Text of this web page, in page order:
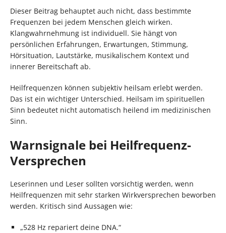
Dieser Beitrag behauptet auch nicht, dass bestimmte
Frequenzen bei jedem Menschen gleich wirken.
Klangwahrnehmung ist individuell. Sie hängt von
persönlichen Erfahrungen, Erwartungen, Stimmung,
Hörsituation, Lautstärke, musikalischem Kontext und
innerer Bereitschaft ab.
Heilfrequenzen können subjektiv heilsam erlebt werden.
Das ist ein wichtiger Unterschied. Heilsam im spirituellen
Sinn bedeutet nicht automatisch heilend im medizinischen
Sinn.
Warnsignale bei Heilfrequenz-
Versprechen
Leserinnen und Leser sollten vorsichtig werden, wenn
Heilfrequenzen mit sehr starken Wirkversprechen beworben
werden. Kritisch sind Aussagen wie:
„528 Hz repariert deine DNA.“